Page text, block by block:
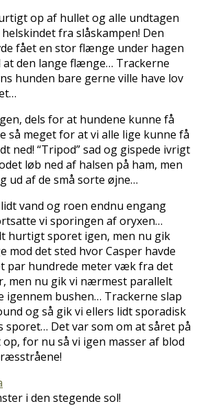
op af hullet og alle undtagen
fra slåskampen! Den
fået en stor flænge under hagen
den lange flænge… Trackerne
hunden bare gerne ville have lov
dels for at hundene kunne få
så meget for at vi alle lige kunne få
ned! “Tripod” sad og gispede ivrigt
løb ned af halsen på ham, men
ud af de små sorte øjne…
vand og roen endnu engang
vi sporingen af oryxen…
hurtigt sporet igen, men nu gik
mod det sted hvor Casper havde
par hundrede meter væk fra det
men nu gik vi nærmest parallelt
igennem bushen… Trackerne slap
og så gik vi ellers lidt sporadisk
sporet… Det var som om at såret på
for nu så vi igen masser af blod
i den stegende sol!